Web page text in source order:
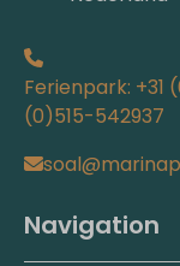
Ferienpark: +31
(0)515-542937
Navigation